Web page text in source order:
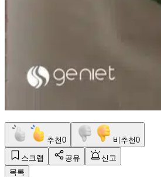
추천0 비추천0
스크랩 공유
신고
목록